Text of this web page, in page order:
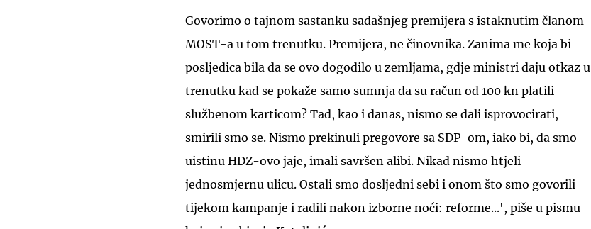
Govorimo o tajnom sastanku sadašnjeg premijera s istaknutim članom
MOST-a u tom trenutku. Premijera, ne činovnika. Zanima me koja bi
posljedica bila da se ovo dogodilo u zemljama, gdje ministri daju otkaz u
trenutku kad se pokaže samo sumnja da su račun od 100 kn platili
službenom karticom? Tad, kao i danas, nismo se dali isprovocirati,
smirili smo se. Nismo prekinuli pregovore sa SDP-om, iako bi, da smo
uistinu HDZ-ovo jaje, imali savršen alibi. Nikad nismo htjeli
jednosmjernu ulicu. Ostali smo dosljedni sebi i onom što smo govorili
tijekom kampanje i radili nakon izborne noći: reforme...', piše u pismu